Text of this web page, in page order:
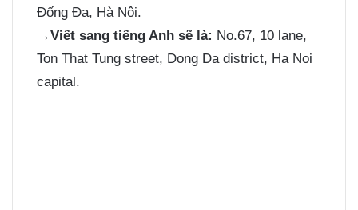
Đống Đa, Hà Nội.
→Viết sang tiếng Anh sẽ là: No.67, 10 lane,
Ton That Tung street, Dong Da district, Ha Noi
capital.